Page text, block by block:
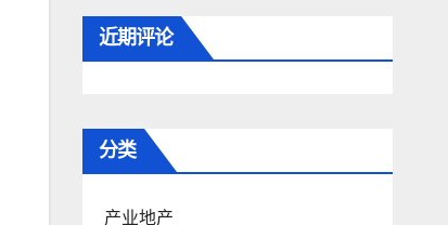
近期评论
分类
产业地产